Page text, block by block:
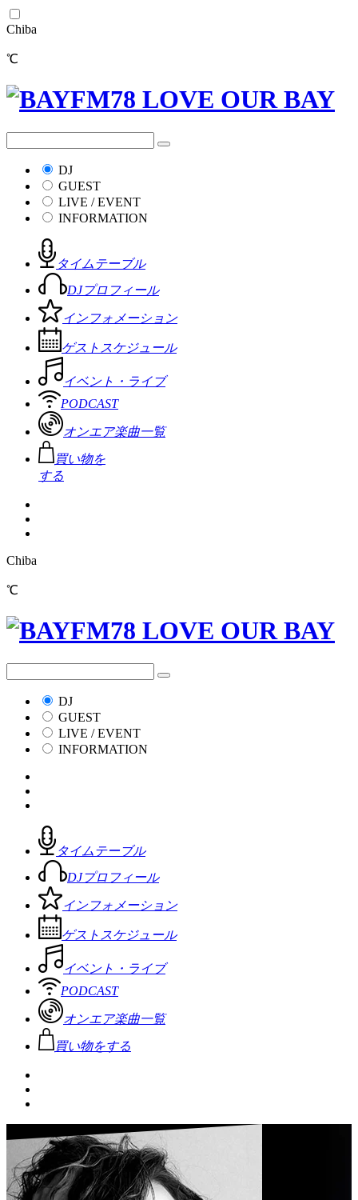
Chiba
℃
DJ
GUEST
LIVE / EVENT
INFORMATION
タイムテーブル
DJプロフィール
インフォメーション
ゲストスケジュール
イベント・ライブ
PODCAST
オンエア楽曲一覧
買い物を
する
Chiba
℃
DJ
GUEST
LIVE / EVENT
INFORMATION
タイムテーブル
DJプロフィール
インフォメーション
ゲストスケジュール
イベント・ライブ
PODCAST
オンエア楽曲一覧
買い物をする